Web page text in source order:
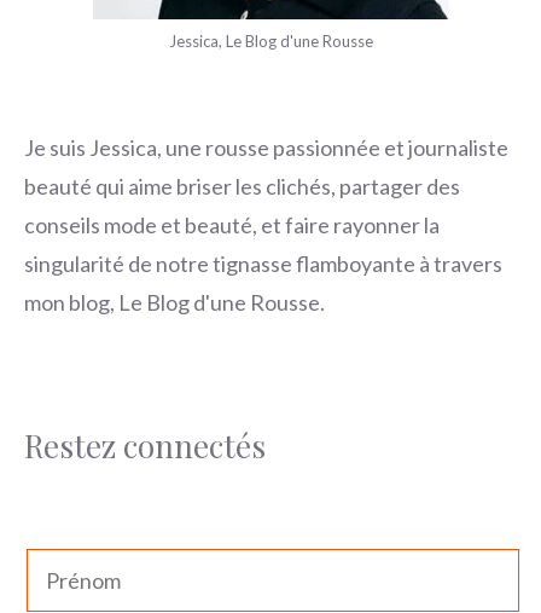
Jessica, Le Blog d'une Rousse
Je suis Jessica, une rousse passionnée et journaliste
beauté qui aime briser les clichés, partager des
conseils mode et beauté, et faire rayonner la
singularité de notre tignasse flamboyante à travers
mon blog, Le Blog d'une Rousse.
Restez connectés